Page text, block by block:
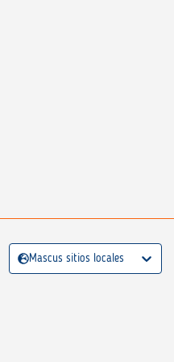
Mascus sitios locales